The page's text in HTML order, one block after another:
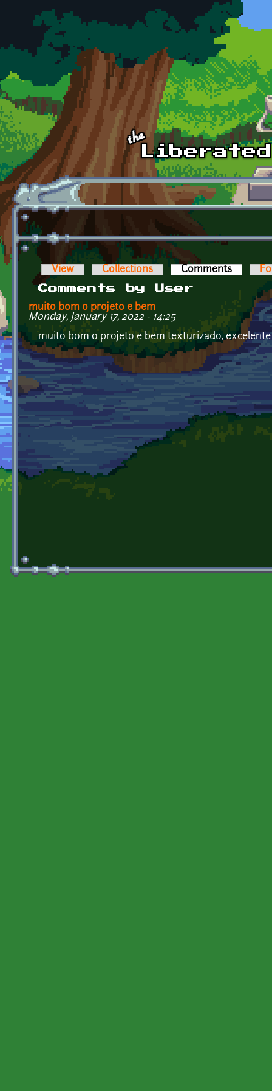
Skip to main content
Primary tabs
View Collections Comments (active
Comments by User
muito bom o projeto e bem
Monday, January 17, 2022 - 14:25
muito bom o projeto e bem texturizado,